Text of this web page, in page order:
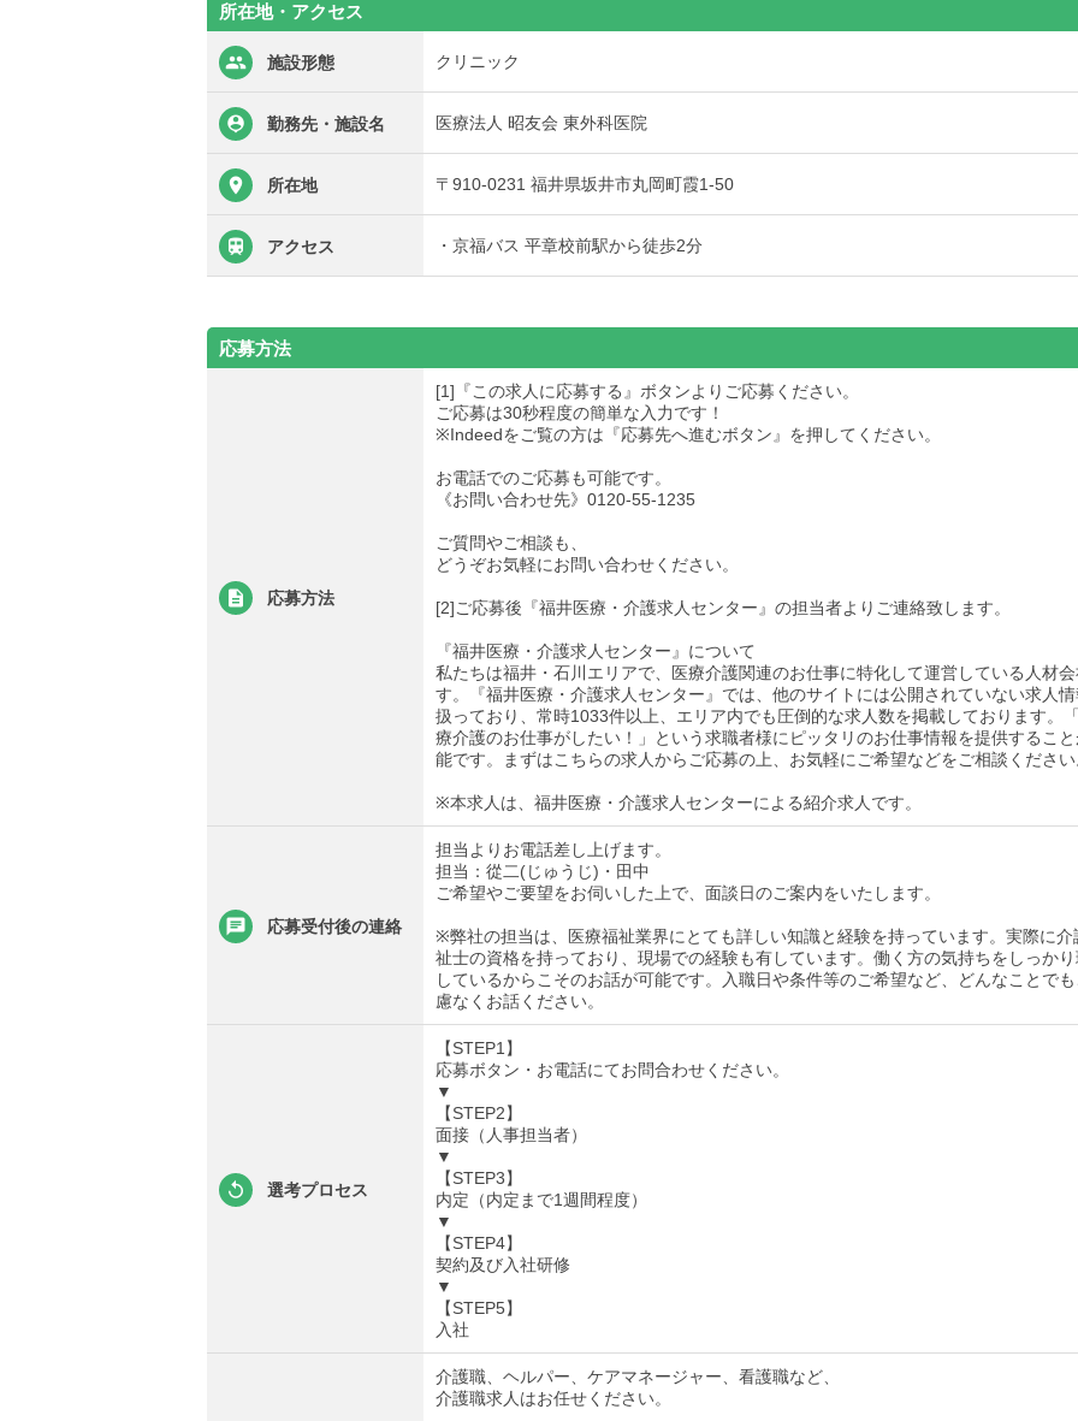
所在地・アクセス
施設形態 クリニック
勤務先・施設名 医療法人 昭友会 東外科医院
所在地 〒910-0231 福井県坂井市丸岡町霞1-50
アクセス ・京福バス 平章校前駅から徒歩2分
応募方法
応募方法
[1]『この求人に応募する』ボタンよりご応募ください。
ご応募は30秒程度の簡単な入力です！
※Indeedをご覧の方は『応募先へ進むボタン』を押してください。
お電話でのご応募も可能です。
《お問い合わせ先》0120-55-1235
ご質問やご相談も、
どうぞお気軽にお問い合わせください。
[2]ご応募後『福井医療・介護求人センター』の担当者よりご連絡致します。
『福井医療・介護求人センター』について
私たちは福井・石川エリアで、医療介護関連のお仕事に特化して運営している人材
す。『福井医療・介護求人センター』では、他のサイトには公開されていない求人
扱っており、常時1033件以上、エリア内でも圧倒的な求人数を掲載しております。
療介護のお仕事がしたい！」という求職者様にピッタリのお仕事情報を提供するこ
能です。まずはこちらの求人からご応募の上、お気軽にご希望などをご相談くださ
※本求人は、福井医療・介護求人センターによる紹介求人です。
応募受付後の連絡
担当よりお電話差し上げます。
担当：從二(じゅうじ)・田中
ご希望やご要望をお伺いした上で、面談日のご案内をいたします。
※弊社の担当は、医療福祉業界にとても詳しい知識と経験を持っています。実際に介
祉士の資格を持っており、現場での経験も有しています。働く方の気持ちをしっか
しているからこそのお話が可能です。入職日や条件等のご希望など、どんなことで
慮なくお話ください。
選考プロセス
【STEP1】
応募ボタン・お電話にてお問合わせください。
▼
【STEP2】
面接（人事担当者）
▼
【STEP3】
内定（内定まで1週間程度）
▼
【STEP4】
契約及び入社研修
▼
【STEP5】
入社
介護職、ヘルパー、ケアマネージャー、看護職など、
介護職求人はお任せください。